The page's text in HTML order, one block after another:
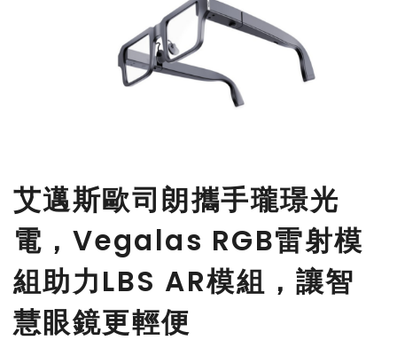
艾邁斯歐司朗攜手瓏璟光
電，Vegalas RGB雷射模
組助力LBS AR模組，讓智
慧眼鏡更輕便